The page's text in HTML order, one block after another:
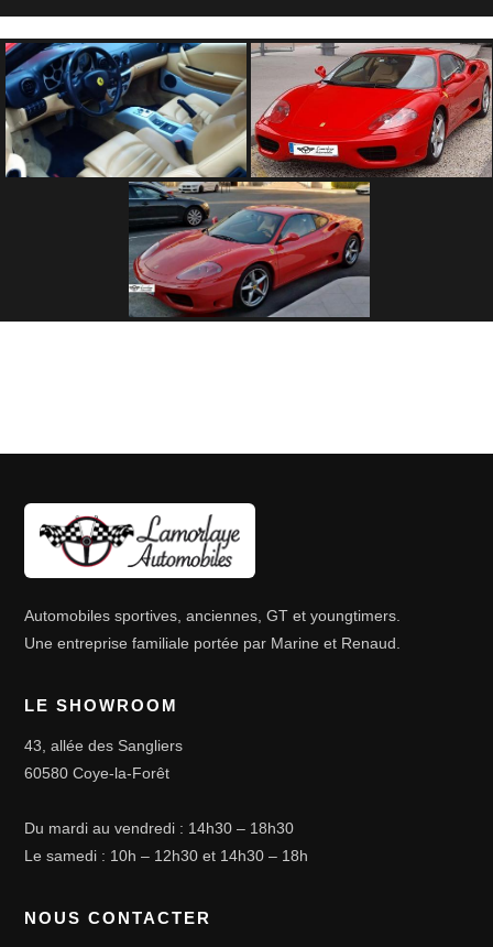
Automobiles sportives, anciennes, GT et youngtimers.
Une entreprise familiale portée par Marine et Renaud.
LE SHOWROOM
43, allée des Sangliers
60580 Coye-la-Forêt
Du mardi au vendredi : 14h30 – 18h30
Le samedi : 10h – 12h30 et 14h30 – 18h
NOUS CONTACTER